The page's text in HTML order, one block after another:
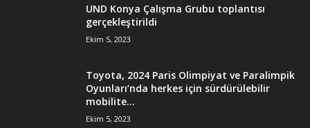
UND Konya Çalışma Grubu toplantısı
gerçekleştirildi
Ekim 5, 2023
Toyota, 2024 Paris Olimpiyat ve Paralimpik
Oyunları’nda herkes için sürdürülebilir
mobilite...
Ekim 5, 2023